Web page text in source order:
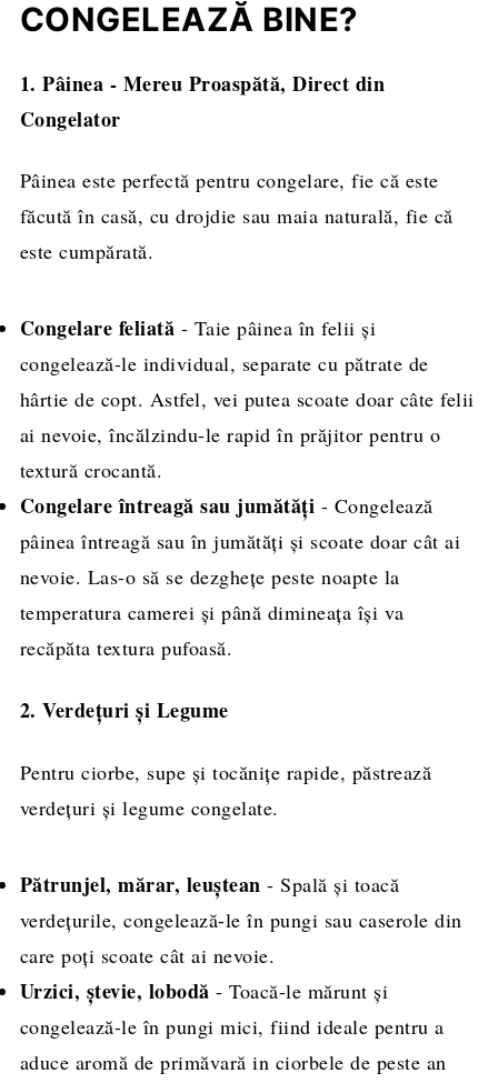
CONGELEAZĂ BINE?
1. Pâinea - Mereu Proaspătă, Direct din
Congelator
Pâinea este perfectă pentru congelare, fie că este
făcută în casă, cu drojdie sau maia naturală, fie că
este cumpărată.
Congelare feliată - Taie pâinea în felii și
congelează-le individual, separate cu pătrate de
hârtie de copt. Astfel, vei putea scoate doar câte felii
ai nevoie, încălzindu-le rapid în prăjitor pentru o
textură crocantă.
Congelare întreagă sau jumătăți - Congelează
pâinea întreagă sau în jumătăți și scoate doar cât ai
nevoie. Las-o să se dezghețe peste noapte la
temperatura camerei și până dimineața își va
recăpăta textura pufoasă.
2. Verdețuri și Legume
Pentru ciorbe, supe și tocănițe rapide, păstrează
verdețuri și legume congelate.
Pătrunjel, mărar, leuștean - Spală și toacă
verdețurile, congelează-le în pungi sau caserole din
care poți scoate cât ai nevoie.
Urzici, ștevie, lobodă - Toacă-le mărunt și
congelează-le în pungi mici, fiind ideale pentru a
aduce aromă de primăvară in ciorbele de peste an